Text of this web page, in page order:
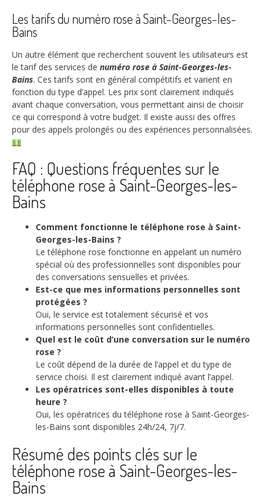
Les tarifs du numéro rose à Saint-Georges-les-
Bains
Un autre élément que recherchent souvent les utilisateurs est
le tarif des services de numéro rose à Saint-Georges-les-
Bains. Ces tarifs sont en général compétitifs et varient en
fonction du type d’appel. Les prix sont clairement indiqués
avant chaque conversation, vous permettant ainsi de choisir
ce qui correspond à votre budget. Il existe aussi des offres
pour des appels prolongés ou des expériences personnalisées.
FAQ : Questions fréquentes sur le
téléphone rose à Saint-Georges-les-
Bains
Comment fonctionne le téléphone rose à Saint-
Georges-les-Bains ?
Le téléphone rose fonctionne en appelant un numéro
spécial où des professionnelles sont disponibles pour
des conversations sensuelles et privées.
Est-ce que mes informations personnelles sont
protégées ?
Oui, le service est totalement sécurisé et vos
informations personnelles sont confidentielles.
Quel est le coût d’une conversation sur le numéro
rose ?
Le coût dépend de la durée de l’appel et du type de
service choisi. Il est clairement indiqué avant l’appel.
Les opératrices sont-elles disponibles à toute
heure ?
Oui, les opératrices du téléphone rose à Saint-Georges-
les-Bains sont disponibles 24h/24, 7j/7.
Résumé des points clés sur le
téléphone rose à Saint-Georges-les-
Bains